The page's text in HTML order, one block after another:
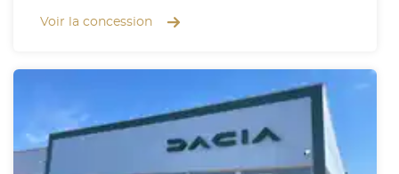
Voir la concession